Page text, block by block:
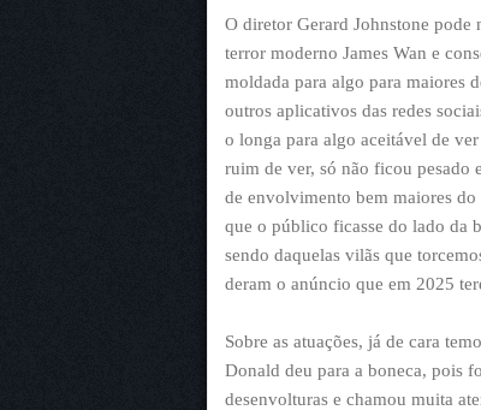
O diretor Gerard Johnstone pode
terror moderno James Wan e
moldada para algo para maiores
outros aplicativos das redes
o longa para algo aceitável de
ruim de ver, só não ficou pesado
de envolvimento bem maiores
que o público ficasse do lado da
sendo daquelas vilãs que
deram o anúncio que em 2025
Sobre as atuações, já de cara
Donald deu para a boneca, pois
desenvolturas e chamou muita